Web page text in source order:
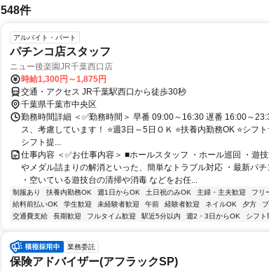
548件
アルバイト・パート
パチンコ店スタッフ
ニュー後楽園JR千葉西口店
時給1,300円～1,875円
交通・アクセス JR千葉駅西口から徒歩30秒
千葉県千葉市中央区
勤務時間詳細 ＜✅勤務時間＞ 早番 09:00～16:30 遅番 16:00～
ス、考慮しています！ ⭐週3日～5日ＯＫ ⭐扶養内勤務OK ⭐シフ
シフト提...
仕事内容 ＜✅お仕事内容＞ ■ホールスタッフ ・ホール巡回 ・遊
やメダル詰まりの解消といった、簡単なトラブル対応 ・最新パ
・空いている遊技台の清掃や消毒 などをお任...
制服あり 扶養内勤務OK 週1日からOK 土日祝のみOK 主婦・主夫歓迎
フリ
給料前払いOK
学生歓迎 未経験者歓迎 午前 経験者歓迎 ネイルOK 夕方
交通費支給
長期歓迎 フルタイム歓迎 駅近5分以内 週2・3日からOK シフト
業務委託
保険アドバイザー(アフラックSP)